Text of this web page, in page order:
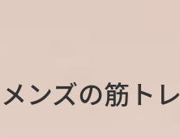
メンズの筋トレ